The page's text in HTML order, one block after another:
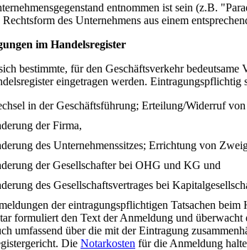
entnommen ist sein (z.B.
des Unternehmens aus einem
im Handelsregister
bestimmte, für den Geschäftsverkehr bedeutsame
eingetragen werden. Eintragungspflichtig
in der Geschäftsführung; Erteilung/Widerruf
der Firma,
des Unternehmenssitzes; Errichtung von
der Gesellschafter bei OHG und KG und
des Gesellschaftsvertrages bei
der eintragungspflichtigen Tatsachen
formuliert den Text der Anmeldung und
umfassend über die mit der Eintragung
Die Notarkosten für die Anmeldung